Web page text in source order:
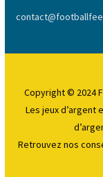
Copyright © 2024
Les jeux d’argent
Retrouvez nos